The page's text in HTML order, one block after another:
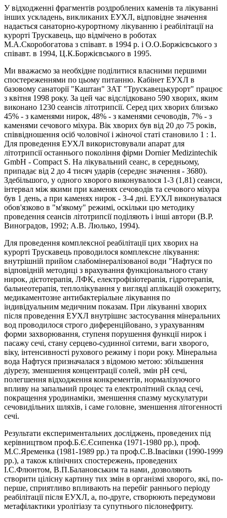
У вiдходженнi фрагментiв роздроблених каменiв та лікуванні
iнших ускладень, викликаних ЕУХЛ, вiдповiдне значення
надається санаторно-курортному лiкуванню i реабiлiтацiї на
курортi Трускавець, що вiдмiчено в роботах
М.А.Скоробогатова з спiвавт. в 1994 р. i О.О.Боржiєвського з
спiвавт. в 1994, Ц.К.Боржiєвського в 1995.
Ми вважаємо за необхiдне подiлитися власними першими
спостереженнями по цьому питанню. Кабінет ЕУХЛ в
базовому санаторії "Каштан" ЗАТ "Трускавецькурорт" працює
з квітня 1998 року. За цей час відслідковано 590 хворих, яким
виконано 1230 сеансів літотрипсії. Серед цих хворих близько
45% - з каменями нирок, 48% - з каменями сечоводів, 7% - з
каменями сечового міхура. Вік хворих був від 20 до 75 років,
співвідношення осіб чоловічої і жіночої статі становило 1 : 1.
Для проведення ЕУХЛ використовували апарат для
літотрипсії останнього покоління фірми Dornier Medizintechik
GmbH - Compact S. На лікувальний сеанс, в середньому,
припадає від 2 до 4 тисяч ударів (середнє значення - 3680).
Здебільшого, у одного хворого виконувалося 1-3 (1,81) сеанси,
інтервал між якими при каменях сечоводів та сечового міхура
був 1 день, а при каменях нирок - 3-4 дні. ЕУХЛ виконувалася
обов'язково в "м'якому" режимі, оскільки цю методику
проведення сеансів літотрипсії поділяють і інші автори (В.Р.
Виноградов, 1992; А.В. Люлько, 1994).
Для проведення комплексної реабілітації цих хворих на
курортi Трускавець проводилося комплексне лiкування:
внутрiшнiй прийом слабомiнералiзованої води "Hафтуся по
вiдповiднiй методицi з врахування функціонального стану
нирок, дiєтотерапiя, ЛФК, електрофiзiотерапiя, гiдротерапiя,
бальнеотерапія, теплолікування у вигляді аплiкацiй озокериту,
медикаментозне антибактерiальне лiкування по
iндивiдуальним медичним показам. При лiкуваннi хворих
після проведення ЕУХЛ внутрiшнє застосування мiнеральних
вод проводилося строго диференцiйовано, з урахуванням
форми захворювання, ступеня порушення функцiї нирок i
пасажу сечi, стану серцево-судинної ситеми, ваги хворого,
вiку, iнтенсивностi рухового режиму i пори року. Мiнеральна
вода Нафтуся призначалася з відомою метою: збiльшення
дiурезу, зменшення концентрацiї солей, змiн рH сечi,
полегшення вiдходження конкрементiв, нормалізуючого
впливу на запальний процес та електролiтний склад сечi,
покращення уродинамiки, зменшення спазму мускулатури
сечовидiльних шляхiв, і саме головне, зменшення літогенності
сечі.
Результати експериментальних досліджень, проведених під
керівництвом проф.Б.Є.Єсипенка (1971-1980 рр.), проф.
М.С.Яременка (1981-1989 рр.) та проф.С.В.Івасівки (1990-1999
рр.), а також клінічних спостережень, проведених
І.С.Флюнтом, В.П.Балановським та нами, дозволяють
створити цілісну картину тих змін в організмі хворого, які, по-
перше, сприятливо впливають на перебіг раннього періоду
реабілітації після ЕУХЛ, а, по-друге, створюють передумови
метафілактики уролітіазу та супутнього пієлонефриту.